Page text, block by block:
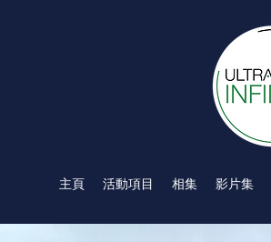
主頁 活動項目 相集 影片集